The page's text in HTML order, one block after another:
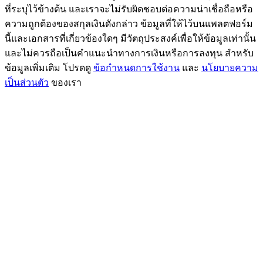
ที่ระบุไว้ข้างต้น และเราจะไม่รับผิดชอบต่อความน่าเชื่อถือหรือ
ความถูกต้องของสกุลเงินดังกล่าว ข้อมูลที่ให้ไว้บนแพลตฟอร์ม
นี้และเอกสารที่เกี่ยวข้องใดๆ มีวัตถุประสงค์เพื่อให้ข้อมูลเท่านั้น
และไม่ควรถือเป็นคำแนะนำทางการเงินหรือการลงทุน สำหรับ
ข้อมูลเพิ่มเติม โปรดดู ข้อกำหนดการใช้งาน และ นโยบายความ
เป็นส่วนตัว ของเรา